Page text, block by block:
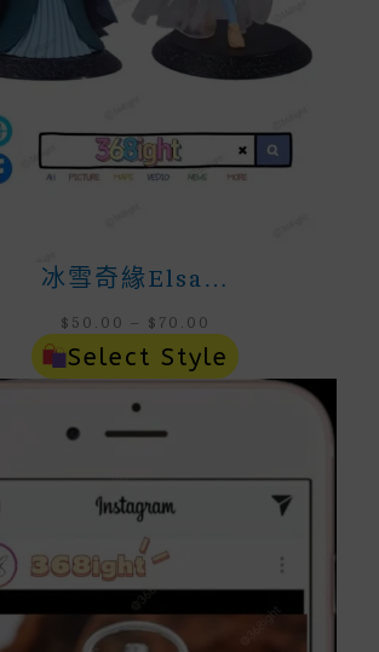
冰雪奇緣Elsa…
$ 50.00 – $ 70.00
Range:
$50.00
Through
Select Style